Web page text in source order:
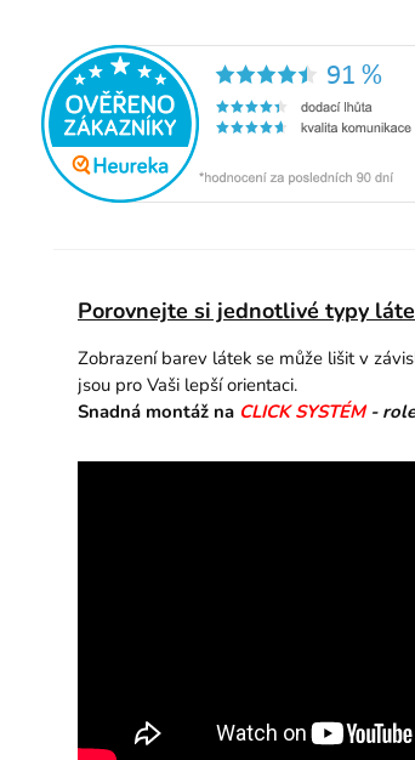
Porovnejte si jednotlivé typy
Zobrazení barev látek se může lišit v
jsou pro Vaši lepší orientaci.
Snadná montáž na CLICK SYSTÉM -